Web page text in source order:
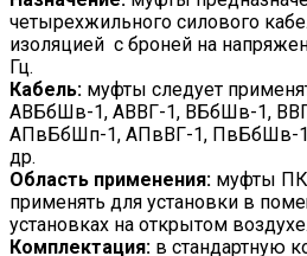
четырехжильного силового
изоляцией с броней на
Гц.
Кабель: муфты следует
АВБбШв-1, АВВГ-1, ВБбШв-1,
АПвБбШп-1, АПвВГ-1, ПвБбШв-
др.
Область применения: муфты
применять для установки в
установках на открытом воздухе.
Комплектация: в стандартную